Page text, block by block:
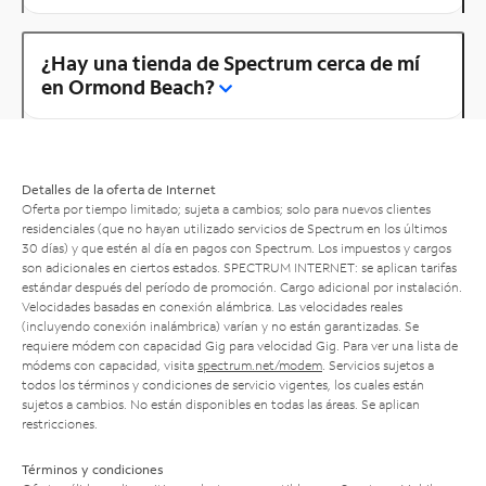
¿Hay una tienda de Spectrum cerca de mí
en Ormond Beach?
Detalles de la oferta de Internet
Oferta por tiempo limitado; sujeta a cambios; solo para nuevos clientes
residenciales (que no hayan utilizado servicios de Spectrum en los últimos
30 días) y que estén al día en pagos con Spectrum. Los impuestos y cargos
son adicionales en ciertos estados. SPECTRUM INTERNET: se aplican tarifas
estándar después del período de promoción. Cargo adicional por instalación.
Velocidades basadas en conexión alámbrica. Las velocidades reales
(incluyendo conexión inalámbrica) varían y no están garantizadas. Se
requiere módem con capacidad Gig para velocidad Gig. Para ver una lista de
módems con capacidad, visita spectrum.net/modem . Servicios sujetos a
todos los términos y condiciones de servicio vigentes, los cuales están
sujetos a cambios. No están disponibles en todas las áreas. Se aplican
restricciones.
Términos y condiciones